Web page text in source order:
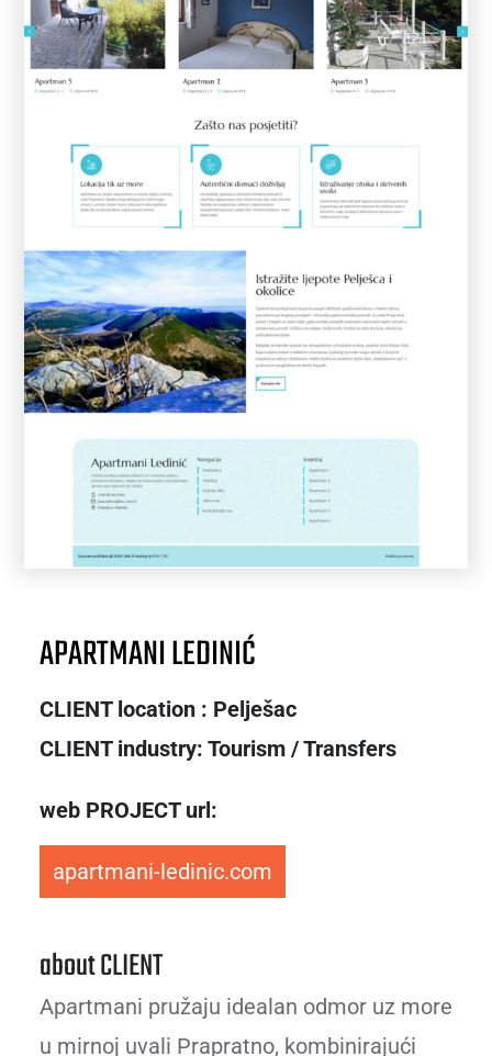
APARTMANI LEDINIĆ
CLIENT location : Pelješac
CLIENT industry: Tourism / Transfers
web PROJECT url:
apartmani-ledinic.com
about CLIENT
Apartmani pružaju idealan odmor uz more
u mirnoj uvali Prapratno, kombinirajući